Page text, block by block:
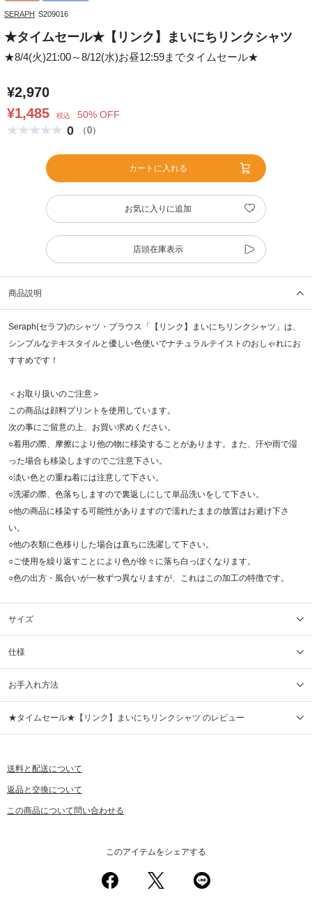
SERAPH S209016
★タイムセール★【リンク】まいにちリンクシャツ
★8/4(火)21:00～8/12(水)お昼12:59までタイムセール★
¥2,970
¥1,485
税込 50% OFF
0 （0）
カートに入れる
お気に入りに追加
店頭在庫表示
商品説明
Seraph(セラフ)のシャツ・ブラウス「【リンク】まいにちリンクシャツ」は、
シンプルなテキスタイルと優しい色使いでナチュラルテイストのおしゃれにお
すすめです！
＜お取り扱いのご注意＞
この商品は顔料プリントを使用しています。
次の事にご留意の上、お買い求めください。
○着用の際、摩擦により他の物に移染することがあります。また、汗や雨で湿
った場合も移染しますのでご注意下さい。
○淡い色との重ね着には注意して下さい。
○洗濯の際、色落ちしますので裏返しにして単品洗いをして下さい。
○他の商品に移染する可能性がありますので濡れたままの放置はお避け下さ
い。
○他の衣類に色移りした場合は直ちに洗濯して下さい。
○ご使用を繰り返すことにより色が徐々に落ち白っぽくなります。
○色の出方・風合いが一枚ずつ異なりますが、これはこの加工の特徴です。
サイズ
仕様
お手入れ方法
★タイムセール★【リンク】まいにちリンクシャツ のレビュー
送料と配送について
返品と交換について
この商品について問い合わせる
このアイテムをシェアする